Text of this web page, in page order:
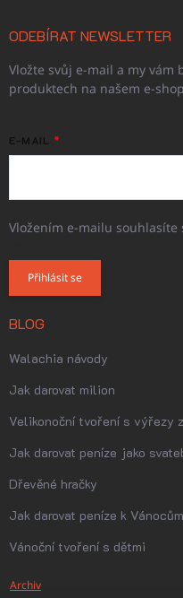
ODEBÍRAT NEWSLETTER
Vložte svůj e-mail a my vám
produktech na našem e-
E-MAIL
Vložením e-mailu souhlasíte
Přihlásit se
BLOG
Walachia návody
Jak darovat milion
Velikonoční tvoření s výřezy
Jak darovat peníze jako
Dřevěné hračky
Jak darovat peníze k Vánocům
Vánoční tvoření s dětmi
Archiv